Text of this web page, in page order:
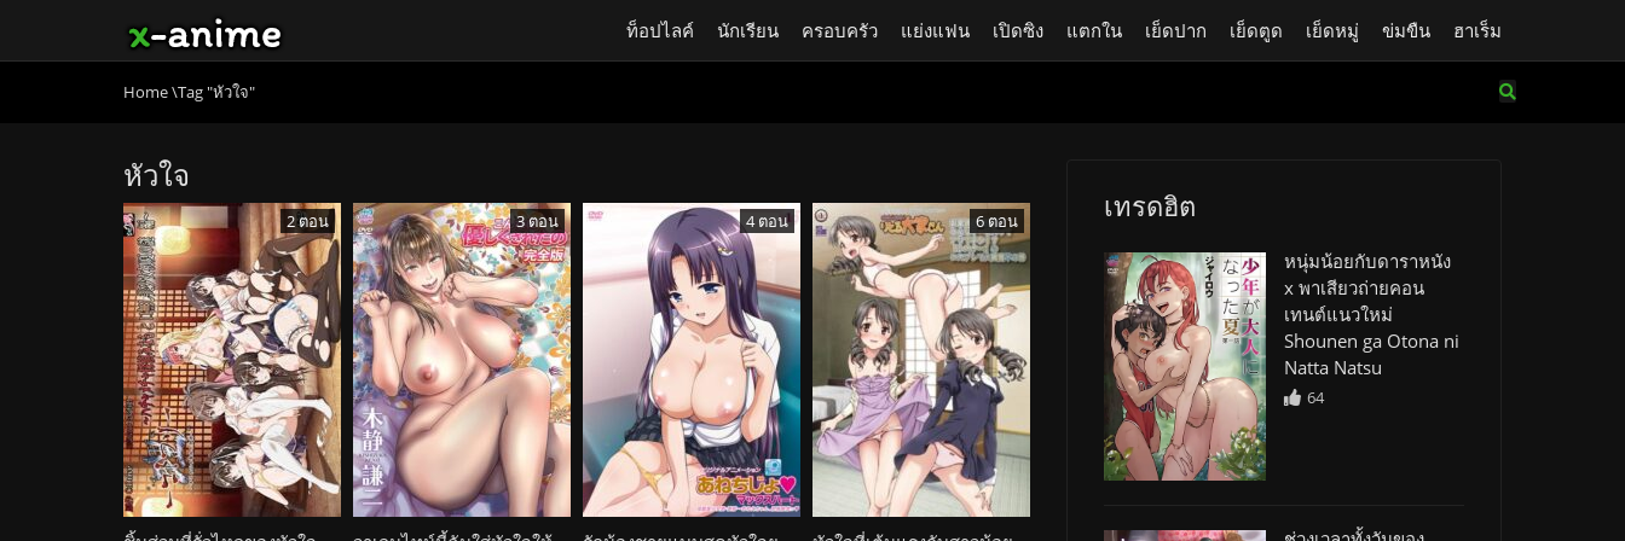
ท็อปไลค์ นักเรียน ครอบครัว แย่งแฟน เปิดซิง แตกใน เย็ดปาก เย็ดตูด เย็ดหมู่ ข่มขืน ฮาเร็ม
Home\Tag "หัวใจ"
หัวใจ
2 ตอน 3 ตอน 4 ตอน 6 ตอน เทรดฮิต
หนุ่มน้อยกับดาราหนัง
x พาเสียวถ่ายคอน
เทนต์แนวใหม่
Shounen ga Otona ni
Natta Natsu
64